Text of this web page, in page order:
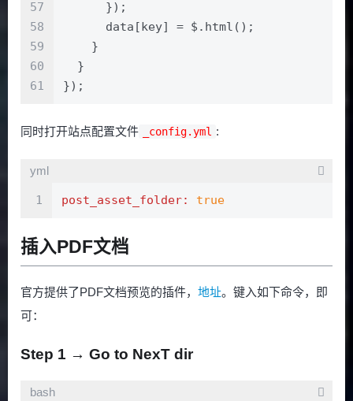
57
58
59
60
61
      });
      data[key] = $.html();
    }
  }
});
同时打开站点配置文件 _config.yml :
yml
1 post_asset_folder: true
插入PDF文档
官方提供了PDF文档预览的插件， 地址。键入如下命令，即
可：
Step 1 → Go to NexT dir
bash